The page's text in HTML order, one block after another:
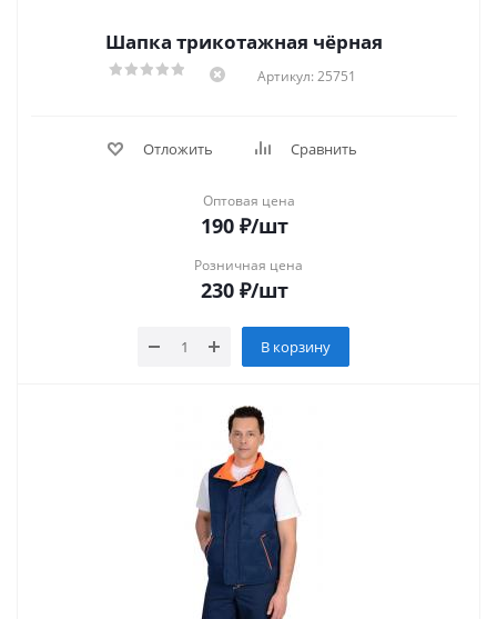
Шапка трикотажная чёрная
Артикул: 25751
Отложить Сравнить
Оптовая цена
190 ₽/шт
Розничная цена
230 ₽/шт
В корзину